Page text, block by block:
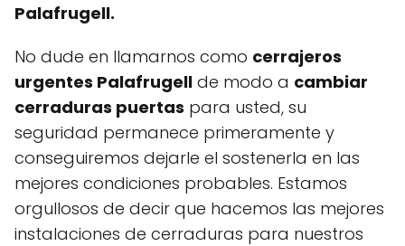
Palafrugell.
No dude en llamarnos como cerrajeros
urgentes Palafrugell de modo a cambiar
cerraduras puertas para usted, su
seguridad permanece primeramente y
conseguiremos dejarle el sostenerla en las
mejores condiciones probables. Estamos
orgullosos de decir que hacemos las mejores
instalaciones de cerraduras para nuestros